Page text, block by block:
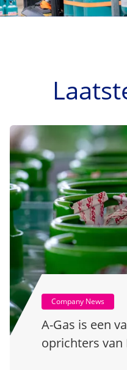
Company News
A-Gas is een
oprichters van